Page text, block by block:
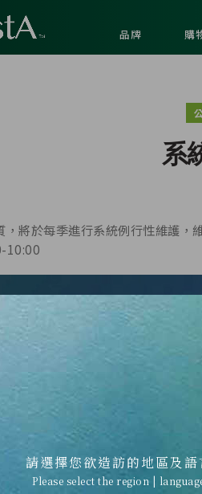
品牌 購
系
將於每季進行系統例行性維護
10:00
請選擇您欲造訪的地區及語
Please select the region |